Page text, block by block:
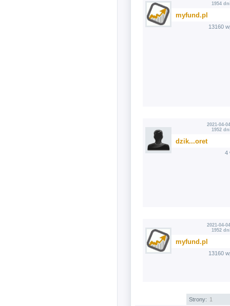
1954
myfund.pl
13160
2021-04-
1952
dzik...oret
4
2021-04-
1952
myfund.pl
13160
Strony: 1